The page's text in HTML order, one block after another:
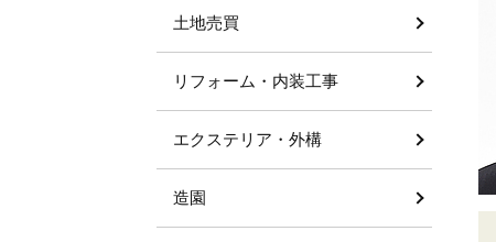
土地売買
リフォーム・内装工事
エクステリア・外構
造園